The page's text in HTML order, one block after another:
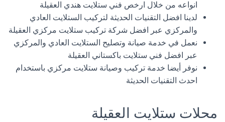
انواعه من خلال ارخص فني ستلايت هندي العقيلة
لدينا افضل التقنيات الحديثة لتركيب الستلايت العادي
والمركزي عبر افضل شركة تركيب ستلايت مركزي العقيلة
نعمل في خدمة صيانة وتصليح الستلايت العادي والمركزي
عبر افضل فني ستلايت باكستاني العقيلة
نوفر أيضا خدمة تركيب وصيانة ستلايت مركزي باستخدام
احدث التقنيات الحديثة
محلات ستلايت العقيلة